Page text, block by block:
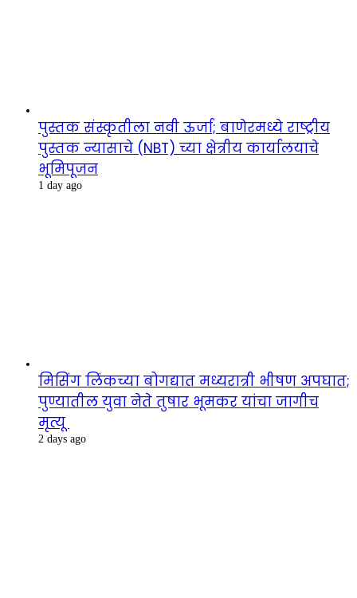
पुस्तक संस्कृतीला नवी ऊर्जा; बाणेरमध्ये राष्ट्रीय
पुस्तक न्यासाचे (NBT) च्या क्षेत्रीय कार्यालयाचे
भूमिपूजन
1 day ago
मिसिंग लिंकच्या बोगद्यात मध्यरात्री भीषण अपघात;
पुण्यातील युवा नेते तुषार भूमकर यांचा जागीच
मृत्यू
2 days ago